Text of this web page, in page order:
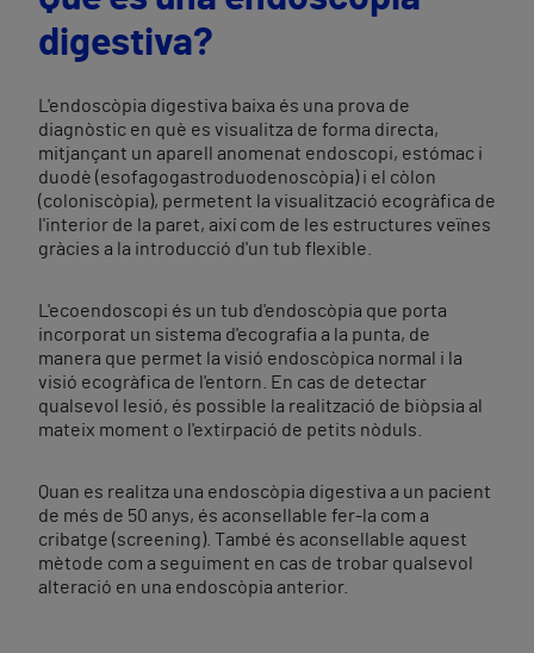
digestiva?
L'endoscòpia digestiva baixa és una prova de
diagnòstic en què es visualitza de forma directa,
mitjançant un aparell anomenat endoscopi, estómac i
duodè (esofagogastroduodenoscòpia) i el còlon
(coloniscòpia), permetent la visualització ecogràfica de
l'interior de la paret, així com de les estructures veïnes
gràcies a la introducció d'un tub flexible.
L'ecoendoscopi és un tub d'endoscòpia que porta
incorporat un sistema d'ecografia a la punta, de
manera que permet la visió endoscòpica normal i la
visió ecogràfica de l'entorn. En cas de detectar
qualsevol lesió, és possible la realització de biòpsia al
mateix moment o l'extirpació de petits nòduls.
​Quan es realitza una endoscòpia digestiva a un pacient
de més de 50 anys, és aconsellable fer-la com a
cribatge (screening). També és aconsellable aquest
mètode com a seguiment en cas de trobar qualsevol
alteració en una endoscòpia anterior.